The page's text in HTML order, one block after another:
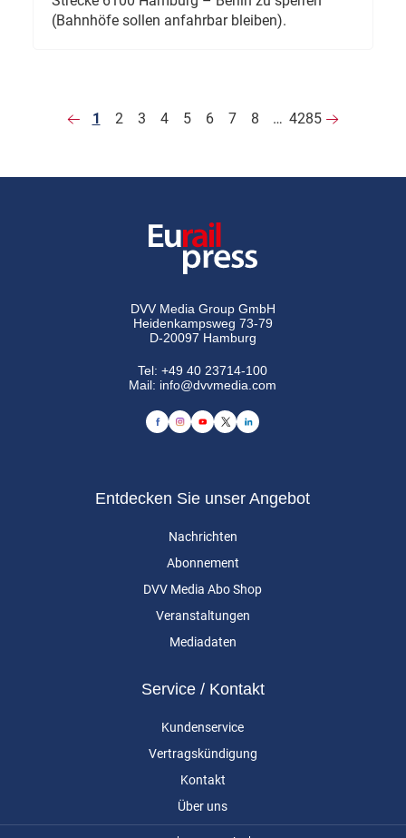
(Bahnhöfe sollen anfahrbar bleiben).
1 2 3 4 5 6 7 8 … 4285
DVV Media Group GmbH
Heidenkampsweg 73-79
D-20097 Hamburg
Tel:+49 40 23714-100
Mail: info@dvvmedia.com
Entdecken Sie unser Angebot
Nachrichten
Abonnement
DVV Media Abo Shop
Veranstaltungen
Mediadaten
Service / Kontakt
Kundenservice
Vertragskündigung
Kontakt
Über uns